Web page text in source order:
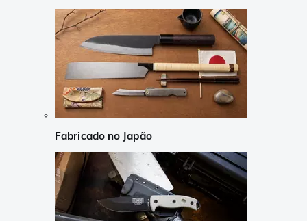
Fabricado no Japão